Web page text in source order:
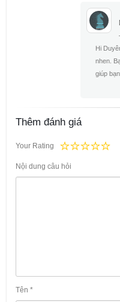
Hi
nhen.
giúp
Thêm đánh giá
Your Rating
Nội dung câu hỏi
Tên *